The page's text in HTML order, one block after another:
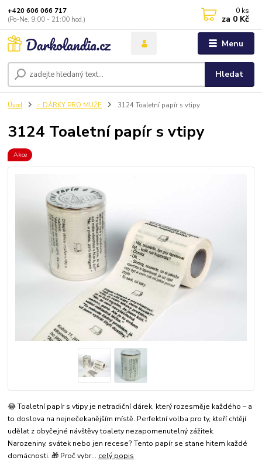
Menu
Hledat
+420 606 066 717
(Po-Ne, 9:00 - 21:00 hod.)
0 ks
za 0 Kč
Úvod ♂️ DÁRKY PRO MUŽE 3124 Toaletní papír s vtipy
3124 Toaletní papír s vtipy
Akce
😂 Toaletní papír s vtipy je netradiční dárek, který rozesměje každého – a
to doslova na nejnečekanějším místě. Perfektní volba pro ty, kteří chtějí
udělat z obyčejné návštěvy toalety nezapomenutelný zážitek.
Narozeniny, svátek nebo jen recese? Tento papír se stane hitem každé
domácnosti. 🎁 Proč vybr... celý popis